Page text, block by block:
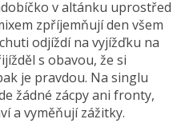
v altánku uprostřed
zpříjemňují den všem
odjíždí na vyjížďku na
s obavou, že si
je pravdou. Na singlu
žádné zácpy ani fronty,
a vyměňují zážitky.